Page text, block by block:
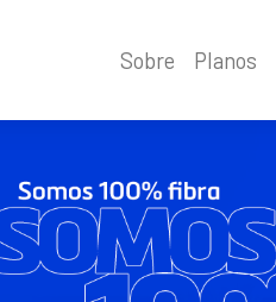
Sobre Planos